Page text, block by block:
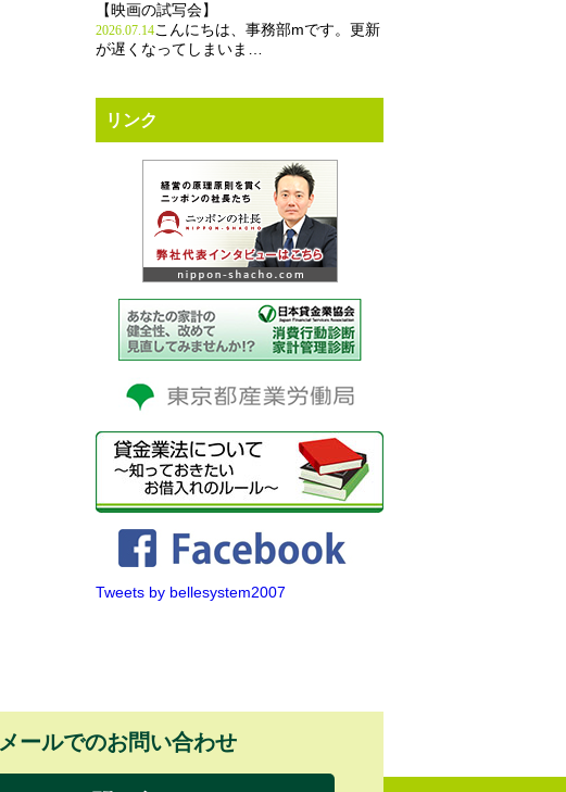
【映画の試写会】
2026.07.14こんにちは、事務部mです。更新
が遅くなってしまいま…
リンク
Tweets by bellesystem2007
メールでのお問い合わせ